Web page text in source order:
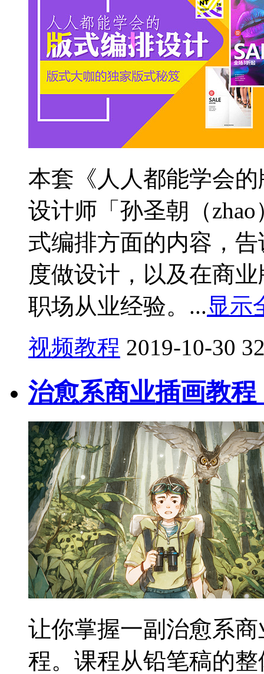
本套《人人都能学会
设计师「孙圣朝（
式编排方面的内容，
度做设计，以及在商
职场从业经验。...显示
视频教程 2019-10-30
治愈系商业插画教
让你掌握一副治愈系
程。课程从铅笔稿的